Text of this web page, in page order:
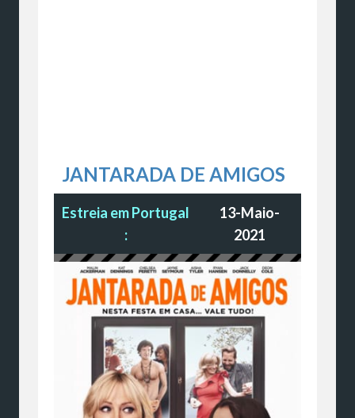
JANTARADA DE AMIGOS
Estreia em Portugal
:
13-Maio-
2021